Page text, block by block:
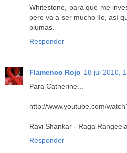
Whitestone, para que me
pero va a ser mucho lío, así
plumas.
Responder
Flamenco Rojo 18 jul 2010,
Para Catherine...
http://www.youtube.com/
Ravi Shankar - Raga
Responder